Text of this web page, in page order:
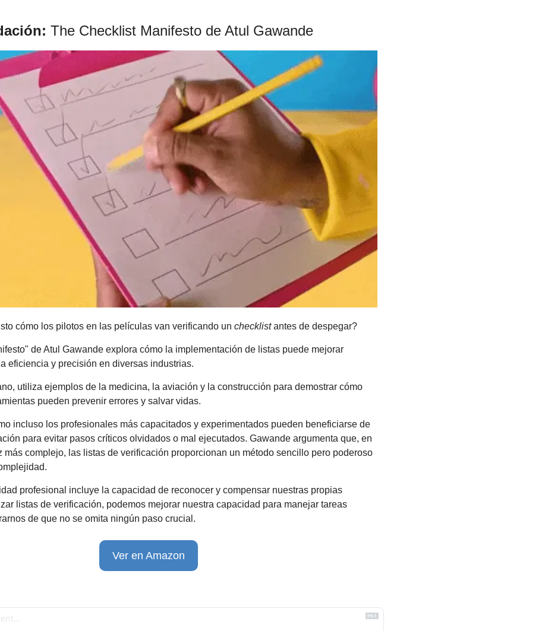
The Checklist Manifesto de Atul Gawande
cómo los pilotos en las películas van verificando un checklist antes de despegar?
de Atul Gawande explora cómo la implementación de listas puede mejorar
eficiencia y precisión en diversas industrias.
utiliza ejemplos de la medicina, la aviación y la construcción para demostrar cómo
pueden prevenir errores y salvar vidas.
incluso los profesionales más capacitados y experimentados pueden beneficiarse de
para evitar pasos críticos olvidados o mal ejecutados. Gawande argumenta que, en
más complejo, las listas de verificación proporcionan un método sencillo pero poderoso
profesional incluye la capacidad de reconocer y compensar nuestras propias
listas de verificación, podemos mejorar nuestra capacidad para manejar tareas
de que no se omita ningún paso crucial.
Ver en Amazon